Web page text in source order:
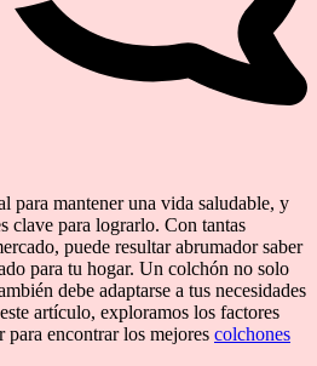
para mantener una vida saludable, y
clave para lograrlo. Con tantas
puede resultar abrumador saber
para tu hogar. Un colchón no solo
debe adaptarse a tus necesidades
artículo, exploramos los factores
para encontrar los mejores colchones